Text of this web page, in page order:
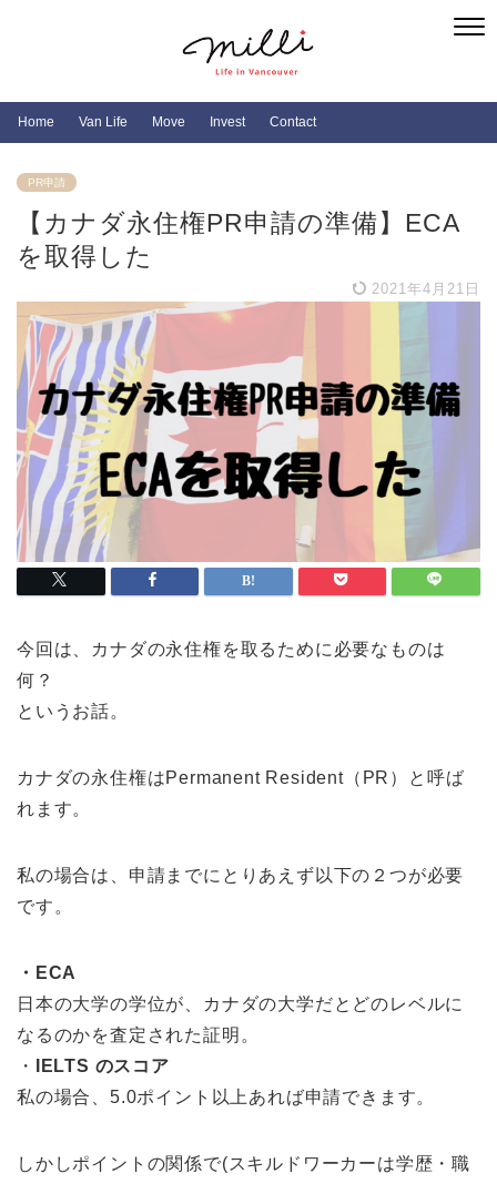
Home Van Life Move Invest Contact
PR申請
【カナダ永住権PR申請の準備】ECA
を取得した
2021年4月21日
今回は、カナダの永住権を取るために必要なものは
何？
というお話。
カナダの永住権はPermanent Resident（PR）と呼ば
れます。
私の場合は、申請までにとりあえず以下の２つが必要
です。
・ECA
日本の大学の学位が、カナダの大学だとどのレベルに
なるのかを査定された証明。
・
IELTS のスコア
私の場合、5.0ポイント以上あれば申請できます。
しかしポイントの関係で(スキルドワーカーは学歴・職